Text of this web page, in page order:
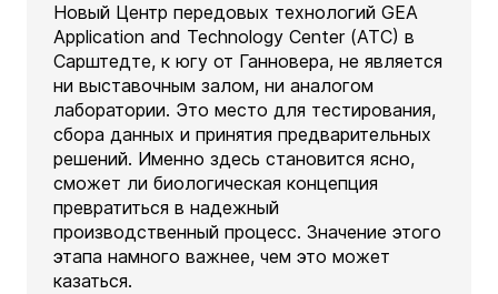
Новый Центр передовых технологий GEA
Application and Technology Center (ATC) в
Сарштедте, к югу от Ганновера, не является
ни выставочным залом, ни аналогом
лаборатории. Это место для тестирования,
сбора данных и принятия предварительных
решений. Именно здесь становится ясно,
сможет ли биологическая концепция
превратиться в надежный
производственный процесс. Значение этого
этапа намного важнее, чем это может
казаться.